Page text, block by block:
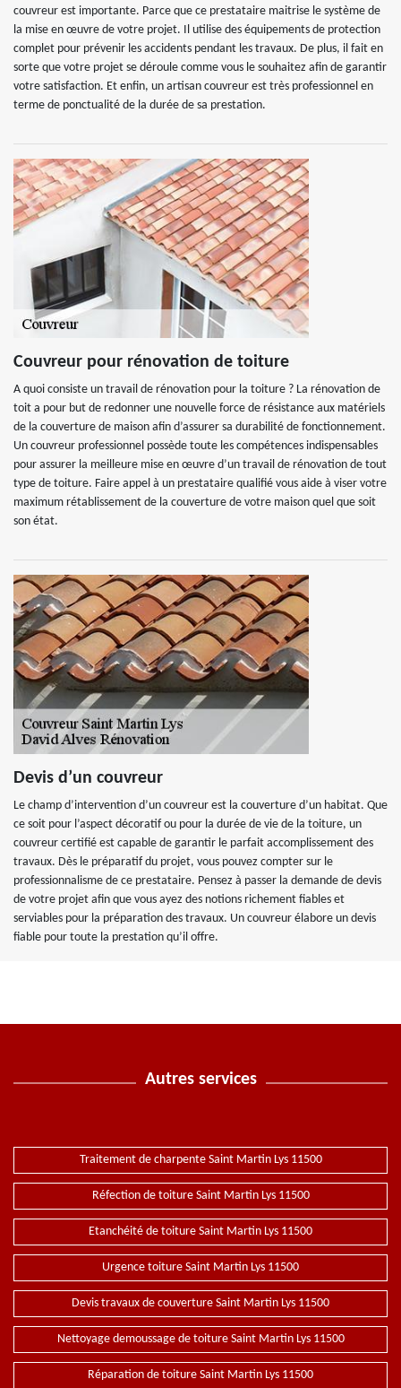
couvreur est importante. Parce que ce prestataire maitrise le système de
la mise en œuvre de votre projet. Il utilise des équipements de protection
complet pour prévenir les accidents pendant les travaux. De plus, il fait en
sorte que votre projet se déroule comme vous le souhaitez afin de garantir
votre satisfaction. Et enfin, un artisan couvreur est très professionnel en
terme de ponctualité de la durée de sa prestation.
Couvreur pour rénovation de toiture
A quoi consiste un travail de rénovation pour la toiture ? La rénovation de
toit a pour but de redonner une nouvelle force de résistance aux matériels
de la couverture de maison afin d’assurer sa durabilité de fonctionnement.
Un couvreur professionnel possède toute les compétences indispensables
pour assurer la meilleure mise en œuvre d’un travail de rénovation de tout
type de toiture. Faire appel à un prestataire qualifié vous aide à viser votre
maximum rétablissement de la couverture de votre maison quel que soit
son état.
Devis d’un couvreur
Le champ d’intervention d’un couvreur est la couverture d’un habitat. Que
ce soit pour l’aspect décoratif ou pour la durée de vie de la toiture, un
couvreur certifié est capable de garantir le parfait accomplissement des
travaux. Dès le préparatif du projet, vous pouvez compter sur le
professionnalisme de ce prestataire. Pensez à passer la demande de devis
de votre projet afin que vous ayez des notions richement fiables et
serviables pour la préparation des travaux. Un couvreur élabore un devis
fiable pour toute la prestation qu’il offre.
Autres services
Traitement de charpente Saint Martin Lys 11500
Réfection de toiture Saint Martin Lys 11500
Etanchéité de toiture Saint Martin Lys 11500
Urgence toiture Saint Martin Lys 11500
Devis travaux de couverture Saint Martin Lys 11500
Nettoyage demoussage de toiture Saint Martin Lys 11500
Réparation de toiture Saint Martin Lys 11500